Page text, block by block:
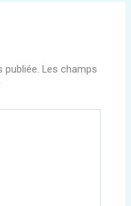
publiée. Les champs